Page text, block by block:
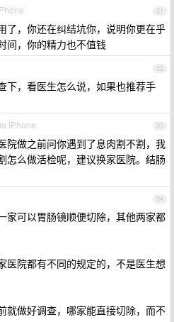
31
了，你还在纠结坑你，说明你更在乎
间，你的精力也不值钱
32
下，看医生怎么说，如果也推荐手
33
iPhone
院做之前问你遇到了息肉割不割，我
怎么做活检呢，建议换家医院。结肠
34
家可以胃肠镜顺便切除，其他两家都
医院都有不同的规定的，不是医生想
就做好调查，哪家能直接切除，而不